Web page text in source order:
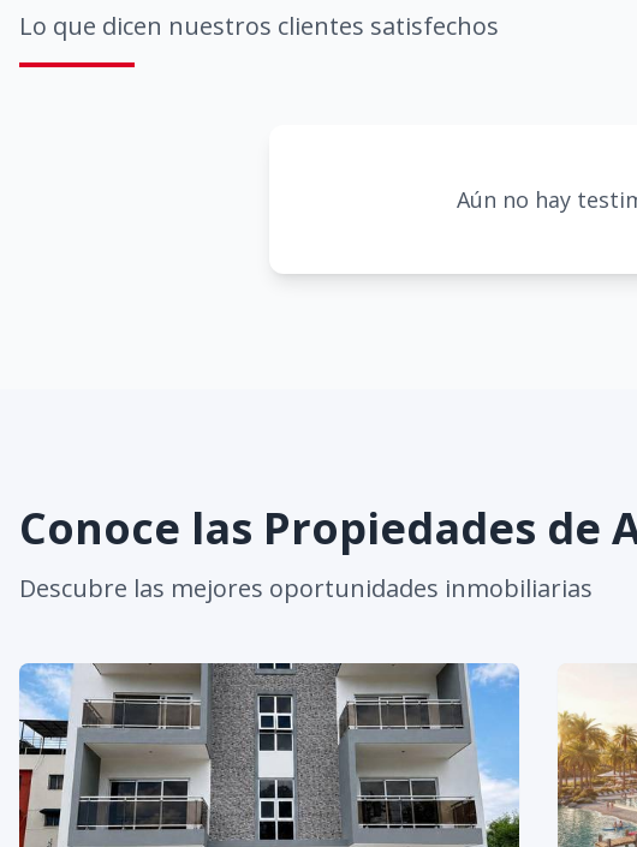
Lo que dicen nuestros clientes satisfechos
Aún no hay
Conoce las Propiedades de
Descubre las mejores oportunidades inmobiliarias